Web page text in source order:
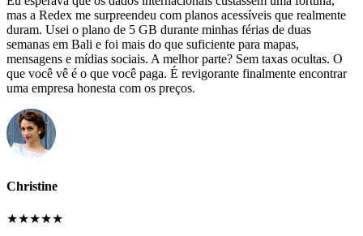
mas a Redex me surpreendeu com planos acessíveis que realmente
duram. Usei o plano de 5 GB durante minhas férias de duas
semanas em Bali e foi mais do que suficiente para mapas,
mensagens e mídias sociais. A melhor parte? Sem taxas ocultas. O
que você vê é o que você paga. É revigorante finalmente encontrar
uma empresa honesta com os preços.
Christine
★★★★★